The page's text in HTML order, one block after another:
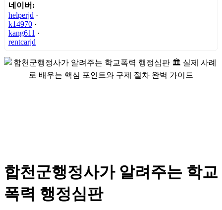
네이버:
helperjd ·
k14970 ·
kang611 ·
rentcarjd
합천군행정사가 알려주는 학교
폭력 행정심판